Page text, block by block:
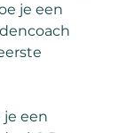
je een
een